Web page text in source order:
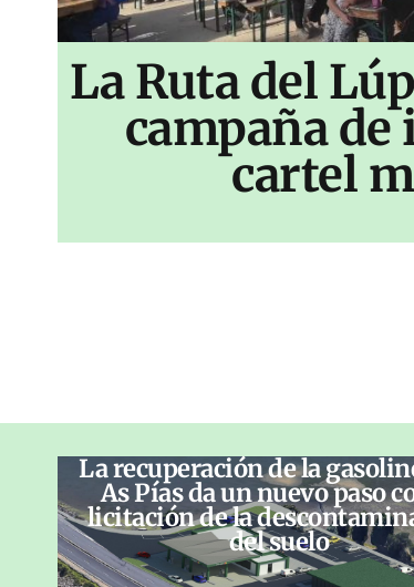
La Ruta del
campaña
cartel
La recuperación de la
As Pías da un nuevo paso
licitación de la
del suelo